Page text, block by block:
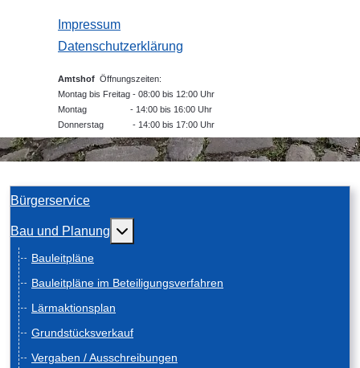
Impressum
Datenschutzerklärung
Amtshof Öffnungszeiten:
Montag bis Freitag - 08:00 bis 12:00 Uhr
Montag - 14:00 bis 16:00 Uhr
Donnerstag - 14:00 bis 17:00 Uhr
Bürgerservice
Bau und Planung Weitere Informationen: Bau und Planung
Bauleitpläne
Bauleitpläne im Beteiligungsverfahren
Lärmaktionsplan
Grundstücksverkauf
Vergaben / Ausschreibungen